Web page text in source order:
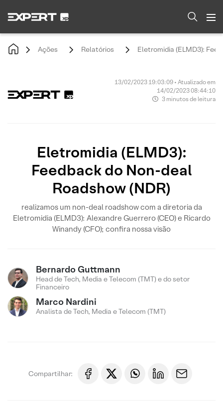
Ações Relatórios Eletromidia (ELMD3):
13/02/2023 19:03:09 • Atualizado em
14/02/2023 08:44:10
3 minutos de leitura
Eletromidia (ELMD3):
Feedback do Non-deal
Roadshow (NDR)
realizamos um non-deal roadshow com a diretoria da
Eletromidia (ELMD3): Alexandre Guerrero (CEO) e Ricardo
Winandy (CFO); confira nossa visão
Bernardo Guttmann
Head de Tech, Media e Telecom (TMT) e do setor
Financeiro
Marco Nardini
Analista de Tech, Media e Telecom (TMT)
Compartilhar: